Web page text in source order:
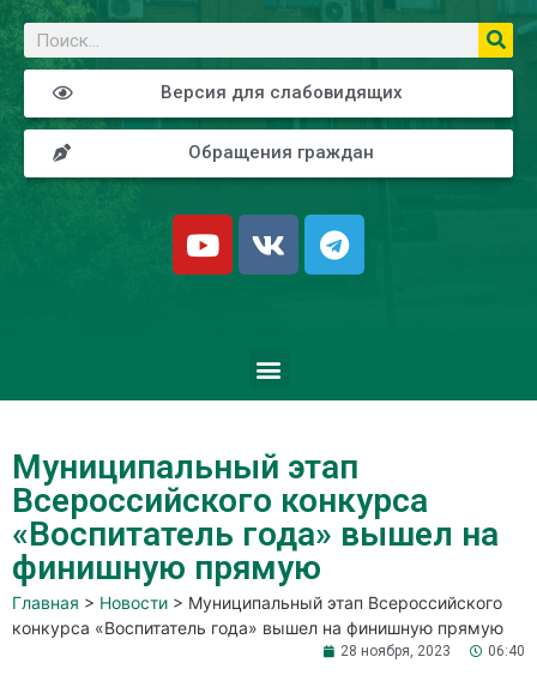
Версия для слабовидящих
Обращения граждан
Муниципальный этап
Всероссийского конкурса
«Воспитатель года» вышел на
финишную прямую
Главная > Новости > Муниципальный этап Всероссийского
конкурса «Воспитатель года» вышел на финишную прямую
28 ноября, 2023 06:40